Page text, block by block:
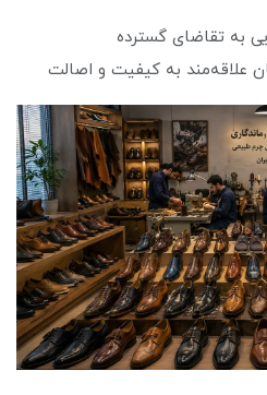
به تقاضای گسترده
علاقه‌مند به کیفیت و اصالت